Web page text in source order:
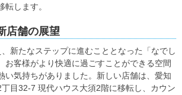
します。
店舗の展望
新たなステップに進むこととなった「なでし
お客様がより快適に過ごすことができる空間
い気持ちがありました。新しい店舗は、愛知
目32-7 現代ハウス大須2階に移転し、カウン